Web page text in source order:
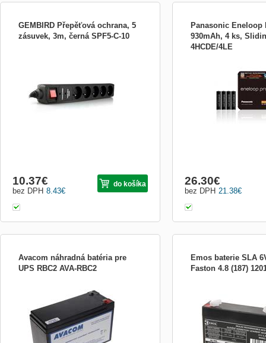
GEMBIRD Přepěťová ochrana, 5
zásuvek, 3m, černá SPF5-C-10
účinné ochraně Vaší elektroniky je
doporučováno používání přepěťových
ochran, které dokáží přepě...
8.43€
bez DPH
10.37€ do košíka
Panasonic Eneloop
930mAh, 4 ks,
4HCDE/4LE
akumulátoru: AAA Typ
Kapacita batérií: 930
10.5 mm Výška: 44.5
13 g Doplňujúce inform...
21.38€
bez DPH
26.30€
Avacom náhradná batéria pre
UPS RBC2 AVA-RBC2
akumulátorové packy renomovaných
výrobcov UPS. Vďaka vysokej kvalite
dodávaných (osadzovaných)
akumulátorov a dlhoročným
skúsenostiam, môžeme garantovať
kompatibilitu a rovnakú kvalitu ako u
originálnych packov. Náhra...
Emos baterie SLA
Faston 4.8 (187)
kg rozměr: 97 x 24 x 51